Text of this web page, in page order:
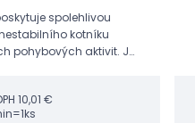
spolehlivou
kotníku
pohybových aktivit. Je
10,01 €